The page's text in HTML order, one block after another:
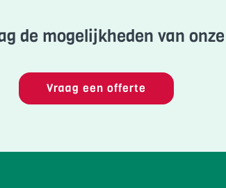
de mogelijkheden van
Vraag een offerte